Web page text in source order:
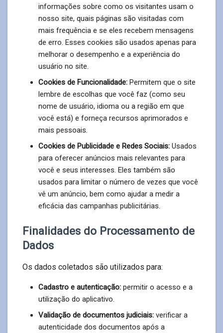
informações sobre como os visitantes usam o
nosso site, quais páginas são visitadas com
mais frequência e se eles recebem mensagens
de erro. Esses cookies são usados apenas para
melhorar o desempenho e a experiência do
usuário no site.
Cookies de Funcionalidade: Permitem que o site
lembre de escolhas que você faz (como seu
nome de usuário, idioma ou a região em que
você está) e forneça recursos aprimorados e
mais pessoais.
Cookies de Publicidade e Redes Sociais: Usados
para oferecer anúncios mais relevantes para
você e seus interesses. Eles também são
usados para limitar o número de vezes que você
vê um anúncio, bem como ajudar a medir a
eficácia das campanhas publicitárias.
Finalidades do Processamento de
Dados
Os dados coletados são utilizados para:
Cadastro e autenticação: permitir o acesso e a
utilização do aplicativo.
Validação de documentos judiciais: verificar a
autenticidade dos documentos após a